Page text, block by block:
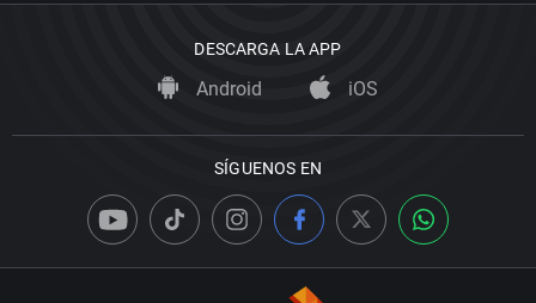
DESCARGA LA APP
Android iOS
SÍGUENOS EN